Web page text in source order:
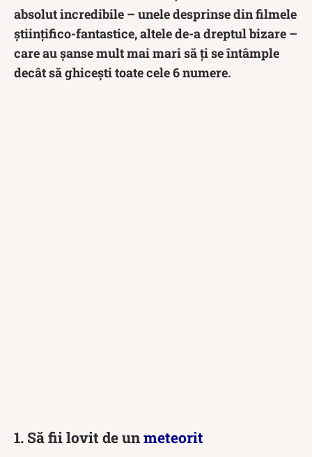
absolut incredibile – unele desprinse din filmele
științifico-fantastice, altele de-a dreptul bizare –
care au șanse mult mai mari să ți se întâmple
decât să ghicești toate cele 6 numere.
1. Să fii lovit de unmeteorit